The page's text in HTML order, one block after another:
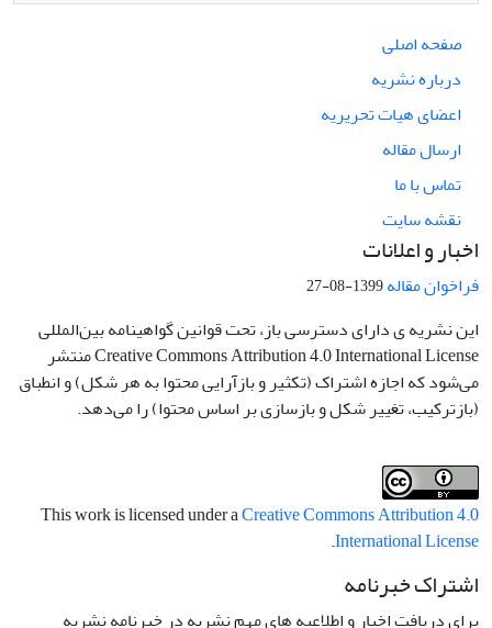
صفحه اصلی
درباره نشریه
اعضای هیات تحریریه
ارسال مقاله
تماس با ما
نقشه سایت
اخبار و اعلانات
فراخوان مقاله1399-08-27
این نشریه ی دارای دسترسی باز، تحت قوانین گواهینامه بین‌المللی
Creative Commons Attribution 4.0 International License منتشر
می‌شود که اجازه اشتراک (تکثیر و بازآرایی محتوا به هر شکل) و انطباق
(بازترکیب، تغییر شکل و بازسازی بر اساس محتوا) را می‌دهد.
This work is licensed under aCreative Commons Attribution 4.0
International License
.
اشتراک خبرنامه
برای دریافت اخبار و اطلاعیه های مهم نشریه در خبرنامه نشریه